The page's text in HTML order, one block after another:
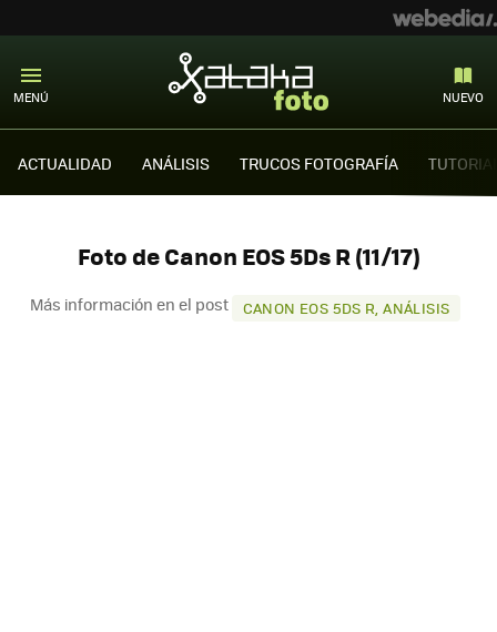
MENÚ NUEVO
ACTUALIDAD ANÁLISIS TRUCOS FOTOGRAFÍA
Foto de Canon EOS 5Ds R (11/17)
Más información en el post CANON EOS 5DS R, ANÁLISIS